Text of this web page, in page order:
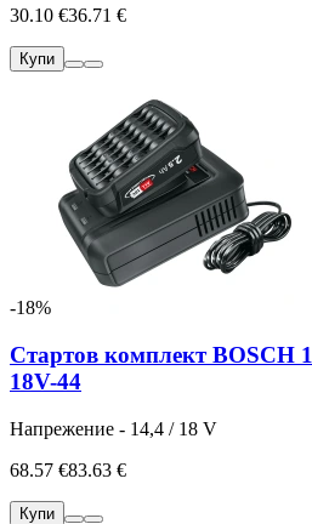
30.10 €36.71 €
Купи
-18%
Стартов комплект BOSCH
18V-44
Напрежение - 14,4 / 18 V
68.57 €83.63 €
Купи